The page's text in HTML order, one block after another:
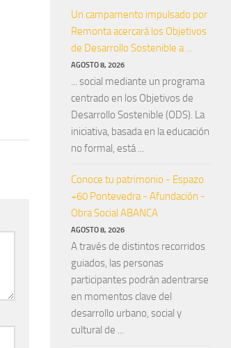
Un campamento impulsado por
Remonta acercará los Objetivos
de Desarrollo Sostenible a ...
AGOSTO 8, 2026
... social mediante un programa
centrado en los Objetivos de
Desarrollo Sostenible (ODS). La
iniciativa, basada en la educación
no formal, está ...
Conoce tu patrimonio - Espazo
+60 Pontevedra - Afundación -
Obra Social ABANCA
AGOSTO 8, 2026
A través de distintos recorridos
guiados, las personas
participantes podrán adentrarse
en momentos clave del
desarrollo urbano, social y
cultural de ...